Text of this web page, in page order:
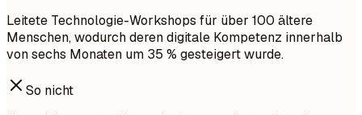
Leitete Technologie-Workshops für über 100 ältere
Menschen, wodurch deren digitale Kompetenz innerhalb
von sechs Monaten um 35 % gesteigert wurde.
So nicht